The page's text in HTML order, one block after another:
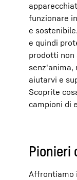
funzionare
e
e quindi
prodotti non
senz'anima,
aiutarvi e
Scoprite
campioni di
Pionieri
Affrontiamo